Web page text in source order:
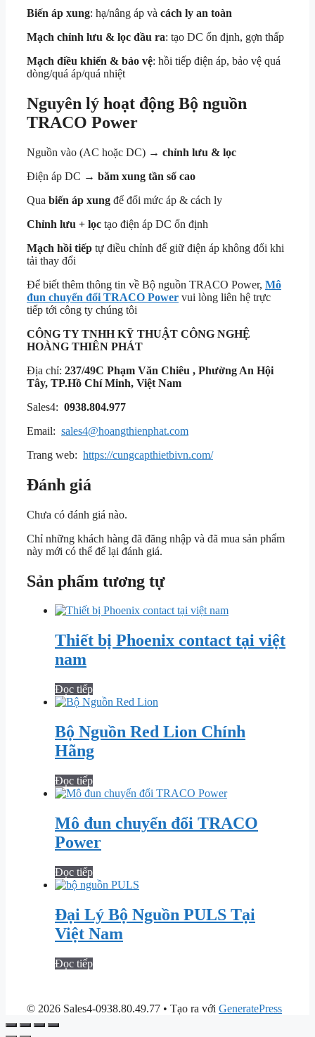
Biến áp xung: hạ/nâng áp và cách ly an toàn
Mạch chỉnh lưu & lọc đầu ra: tạo DC ổn định, gợn thấp
Mạch điều khiển & bảo vệ: hồi tiếp điện áp, bảo vệ quá
dòng/quá áp/quá nhiệt
Nguyên lý hoạt động Bộ nguồn
TRACO Power
Nguồn vào (AC hoặc DC) → chỉnh lưu & lọc
Điện áp DC → băm xung tần số cao
Qua biến áp xung để đổi mức áp & cách ly
Chỉnh lưu + lọc tạo điện áp DC ổn định
Mạch hồi tiếp tự điều chỉnh để giữ điện áp không đổi khi
tải thay đổi
Để biết thêm thông tin về Bộ nguồn TRACO Power, Mô
đun chuyển đổi TRACO Power vui lòng liên hệ trực
tiếp tới công ty chúng tôi
CÔNG TY TNHH KỸ THUẬT CÔNG NGHỆ
HOÀNG THIÊN PHÁT
Địa chỉ: 237/49C Phạm Văn Chiêu , Phường An Hội
Tây, TP.Hồ Chí Minh, Việt Nam
Sales4: 0938.804.977
Email: sales4@hoangthienphat.com
Trang web: https://cungcapthietbivn.com/
Đánh giá
Chưa có đánh giá nào.
Chỉ những khách hàng đã đăng nhập và đã mua sản phẩm
này mới có thể để lại đánh giá.
Sản phẩm tương tự
Thiết bị Phoenix contact tại việt
nam
Đọc tiếp
Bộ Nguồn Red Lion Chính
Hãng
Đọc tiếp
Mô đun chuyển đổi TRACO
Power
Đọc tiếp
Đại Lý Bộ Nguồn PULS Tại
Việt Nam
Đọc tiếp
© 2026 Sales4-0938.80.49.77 • Tạo ra với GeneratePress